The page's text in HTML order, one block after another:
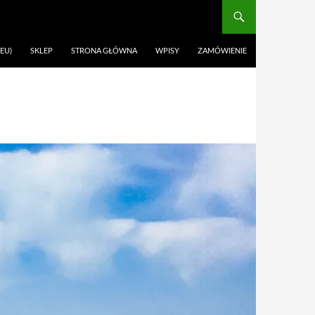
SKLEP STRONA GŁÓWNA WPISY ZAMÓWIENIE